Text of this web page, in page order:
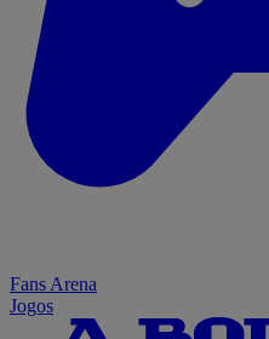
Fans Arena
Jogos